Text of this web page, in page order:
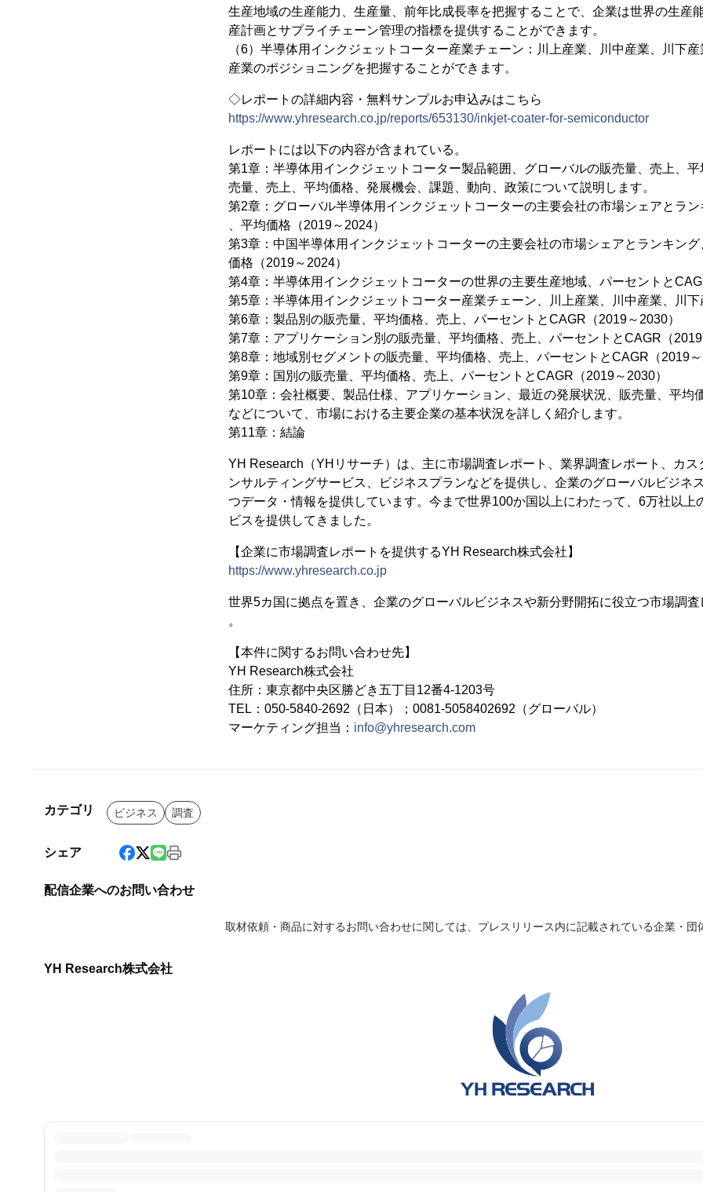
生産地域の生産能力、生産量、前年比成長率を把握することで、企業は世界の生産
産計画とサプライチェーン管理の指標を提供することができます。
（6）半導体用インクジェットコーター産業チェーン：川上産業、川中産業、川下
産業のポジショニングを把握することができます。
◇レポートの詳細内容・無料サンプルお申込みはこちら
https://www.yhresearch.co.jp/reports/653130/inkjet-coater-for-semiconductor
レポートには以下の内容が含まれている。
第1章：半導体用インクジェットコーター製品範囲、グローバルの販売量、売上、
売量、売上、平均価格、発展機会、課題、動向、政策について説明します。
第2章：グローバル半導体用インクジェットコーターの主要会社の市場シェアとラ
、平均価格（2019～2024）
第3章：中国半導体用インクジェットコーターの主要会社の市場シェアとランキン
価格（2019～2024）
第4章：半導体用インクジェットコーターの世界の主要生産地域、パーセントと
第5章：半導体用インクジェットコーター産業チェーン、川上産業、川中産業、川下
第6章：製品別の販売量、平均価格、売上、パーセントとCAGR（2019～2030）
第7章：アプリケーション別の販売量、平均価格、売上、パーセントとCAGR（2019
第8章：地域別セグメントの販売量、平均価格、売上、パーセントとCAGR（2019～
第9章：国別の販売量、平均価格、売上、パーセントとCAGR（2019～2030）
第10章：会社概要、製品仕様、アプリケーション、最近の発展状況、販売量、平均
などについて、市場における主要企業の基本状況を詳しく紹介します。
第11章：結論
YH Research（YHリサーチ）は、主に市場調査レポート、業界調査レポート、カス
ンサルティングサービス、ビジネスプランなどを提供し、企業のグローバルビジネ
つデータ・情報を提供しています。今まで世界100か国以上にわたって、6万社以上
ビスを提供してきました。
【企業に市場調査レポートを提供するYH Research株式会社】
https://www.yhresearch.co.jp
世界5カ国に拠点を置き、企業のグローバルビジネスや新分野開拓に役立つ市場調
。
【本件に関するお問い合わせ先】
YH Research株式会社
住所：東京都中央区勝どき五丁目12番4-1203号
TEL：050-5840-2692（日本）；0081-5058402692（グローバル）
マーケティング担当： info@yhresearch.com
カテゴリ ビジネス 調査
シェア
配信企業へのお問い合わせ
取材依頼・商品に対するお問い合わせに関しては、プレスリリース内に記載されている企業・団
YH Research株式会社